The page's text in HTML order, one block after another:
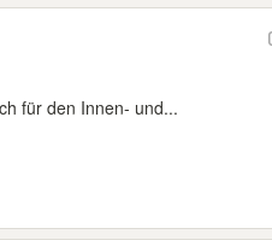
für den Innen- und...